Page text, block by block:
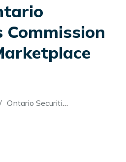
Commission
Ontario Securities Commission v Liquid Marketplace Inc.